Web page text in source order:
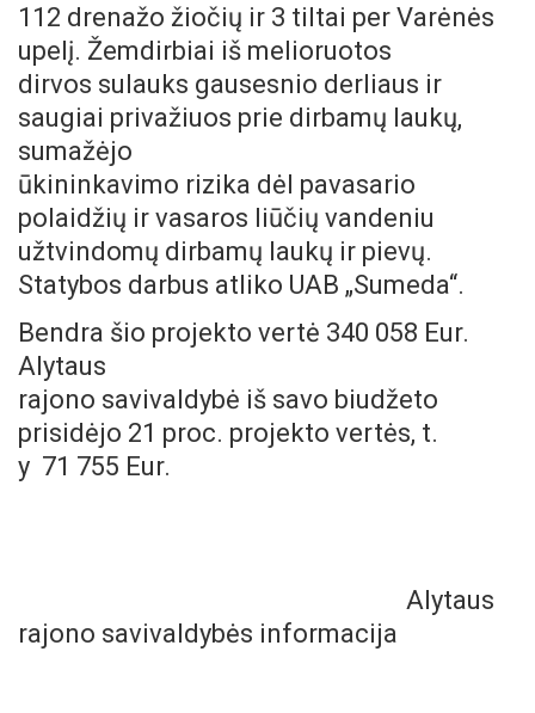
112 drenažo žiočių ir 3 tiltai per Varėnės
upelį. Žemdirbiai iš melioruotos
dirvos sulauks gausesnio derliaus ir
saugiai privažiuos prie dirbamų laukų,
sumažėjo
ūkininkavimo rizika dėl pavasario
polaidžių ir vasaros liūčių vandeniu
užtvindomų dirbamų laukų ir pievų.
Statybos darbus atliko UAB „Sumeda“.
Bendra šio projekto vertė 340 058 Eur.
Alytaus
rajono savivaldybė iš savo biudžeto
prisidėjo 21 proc. projekto vertės, t.
y 71 755 Eur.
Alytaus
rajono savivaldybės informacija